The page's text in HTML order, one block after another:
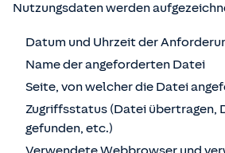
Nutzungsdaten werden
Datum und Uhrzeit der
Name der angeforderten Datei
Seite, von welcher die Datei
Zugriffsstatus (Datei übertragen,
gefunden, etc.)